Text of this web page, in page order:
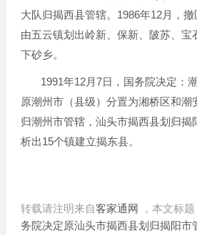
大队归揭西县管辖。 1986年12月，撤
由五云镇划出岭新、保新、陂苏、宝
下砂乡。
1991年12月 7日，国务院决定：
原潮州市（县级）分置为湘桥区和潮
归潮州市管辖，汕头市揭西县划归揭
析出15个镇建立揭东县。
转载请注明来自客家通网 ，本文标题
务院决定原汕头市揭西县划归揭阳市